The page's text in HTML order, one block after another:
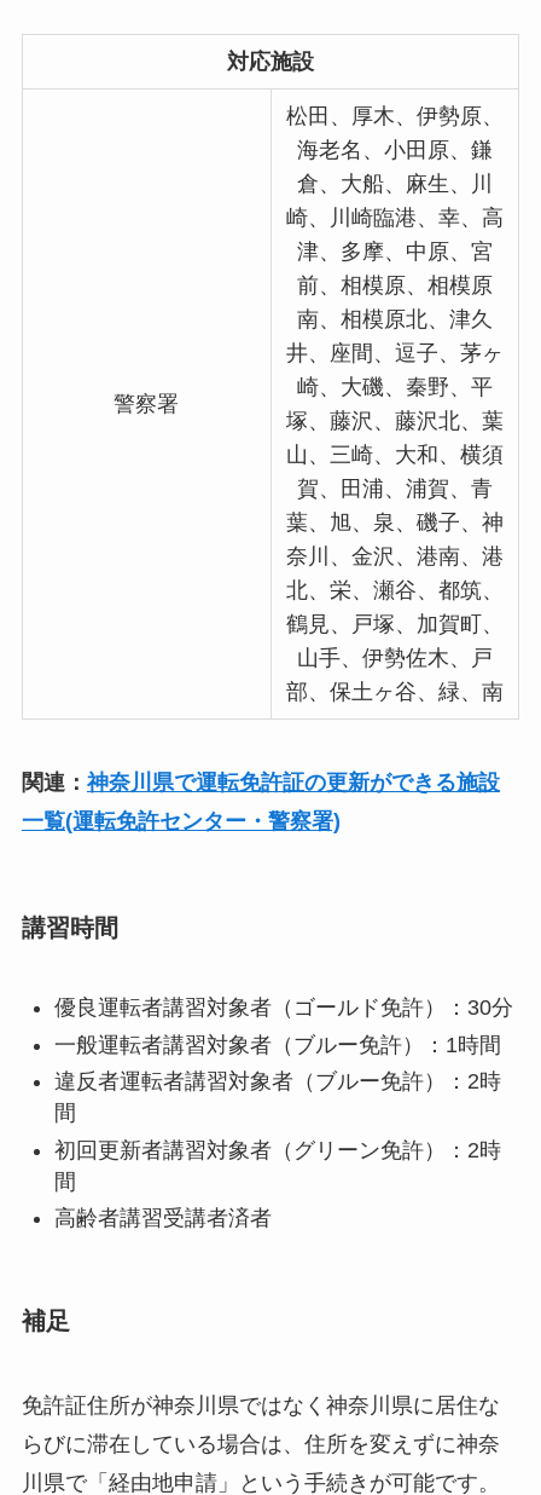
対応施設
警察署
松田、厚木、伊勢原、
海老名、小田原、鎌
倉、大船、麻生、川
崎、川崎臨港、幸、高
津、多摩、中原、宮
前、相模原、相模原
南、相模原北、津久
井、座間、逗子、茅ヶ
崎、大磯、秦野、平
塚、藤沢、藤沢北、葉
山、三崎、大和、横須
賀、田浦、浦賀、青
葉、旭、泉、磯子、神
奈川、金沢、港南、港
北、栄、瀬谷、都筑、
鶴見、戸塚、加賀町、
山手、伊勢佐木、戸
部、保土ヶ谷、緑、南
関連： 神奈川県で運転免許証の更新ができる施設
一覧(運転免許センター・警察署)
講習時間
優良運転者講習対象者（ゴールド免許）：30分
一般運転者講習対象者（ブルー免許）：1時間
違反者運転者講習対象者（ブルー免許）：2時
間
初回更新者講習対象者（グリーン免許）：2時
間
高齢者講習受講者済者
補足
免許証住所が神奈川県ではなく神奈川県に居住な
らびに滞在している場合は、住所を変えずに神奈
川県で「経由地申請」という手続きが可能です。